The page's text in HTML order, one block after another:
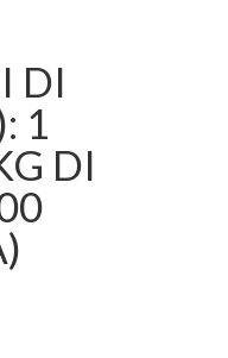
DI
1
DI